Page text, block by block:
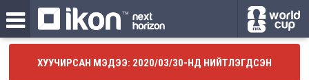
ХУУЧИРСАН МЭДЭЭ: 2020/03/30-НД НИЙТЛЭГДСЭН